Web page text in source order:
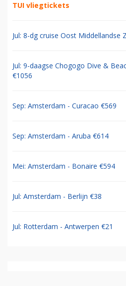
TUI vliegtickets
Jul: 8-dg cruise Oost Middellandse
Jul: 9-daagse Chogogo Dive &
€1056
Sep: Amsterdam - Curacao €569
Sep: Amsterdam - Aruba €614
Mei: Amsterdam - Bonaire €594
Jul: Amsterdam - Berlijn €38
Jul: Rotterdam - Antwerpen €21